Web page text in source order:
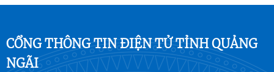
CỔNG THÔNG TIN ĐIỆN TỬ TỈNH QUẢNG
NGÃI